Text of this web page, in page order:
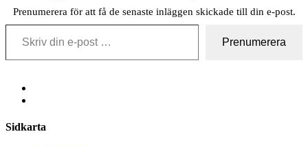
Prenumerera för att få de senaste inläggen skickade till din e-post.
Skriv din e-post …
Prenumerera
Share
Sidkarta